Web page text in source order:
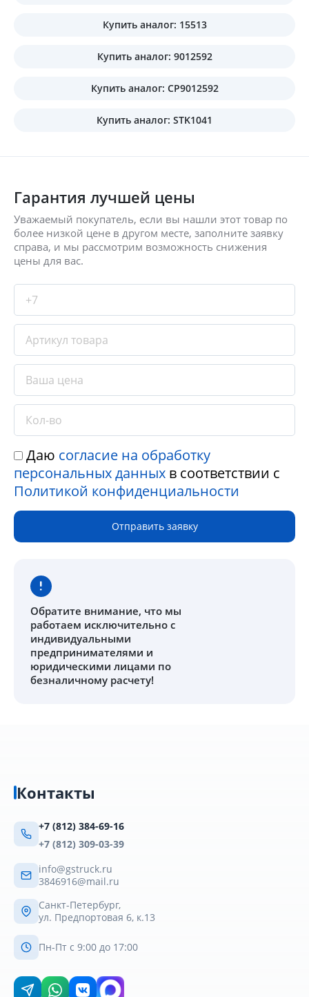
Купить аналог: 15513
Купить аналог: 9012592
Купить аналог: CP9012592
Купить аналог: STK1041
Гарантия лучшей цены
Уважаемый покупатель, если вы нашли этот товар по
более низкой цене в другом месте, заполните заявку
справа, и мы рассмотрим возможность снижения
цены для вас.
Даю согласие на обработку
персональных данных в соответствии с
Политикой конфиденциальности
Отправить заявку
Обратите внимание, что мы
работаем исключительно с
индивидуальными
предпринимателями и
юридическими лицами по
безналичному расчету!
Контакты
+7 (812) 384-69-16
+7 (812) 309-03-39
info@gstruck.ru
3846916@mail.ru
Санкт-Петербург,
ул. Предпортовая 6, к.13
Пн-Пт с 9:00 до 17:00